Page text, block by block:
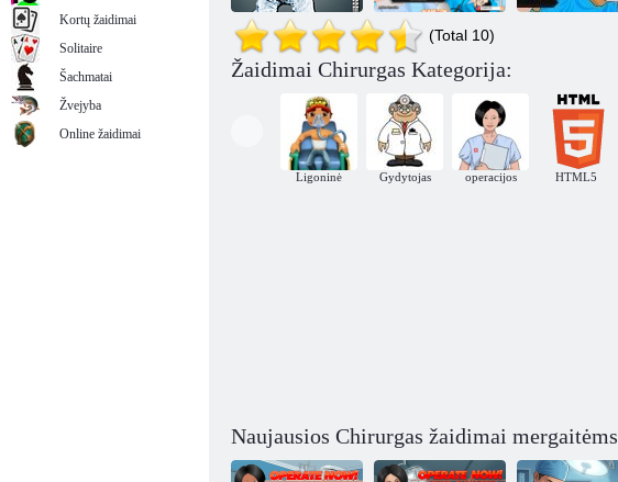
Chirurgija: Ant jo peties operacija
Širdies
Kojų chirurgija
(Total 10)
Žaidimai Chirurgas Kategorija:
Ligoninė Gydytojas operacijos HTML5
Naujausios Chirurgas žaidimai mergaitėms
Kortų žaidimai
Solitaire
Šachmatai
Žvejyba
Online žaidimai